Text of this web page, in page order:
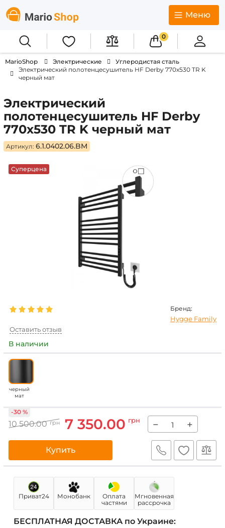
Меню
0
MarioShop Электрические
Углеродистая сталь
Электрический полотенцесушитель HF Derby 770х530 TR K
черный мат
Электрический
полотенцесушитель HF Derby
770х530 TR K черный мат
Артикул: 6.1.0402.06.BM
Суперцена
Бренд:
Hygge Family
Оставить отзыв
В наличии
черный
мат
10 500.00 грн 7 350.00 грн
-30 %
− +
Купить
Приват24 Монобанк
Оплата
частями
Мгновенная
рассрочка
БЕСПЛАТНАЯ ДОСТАВКА по Украине: